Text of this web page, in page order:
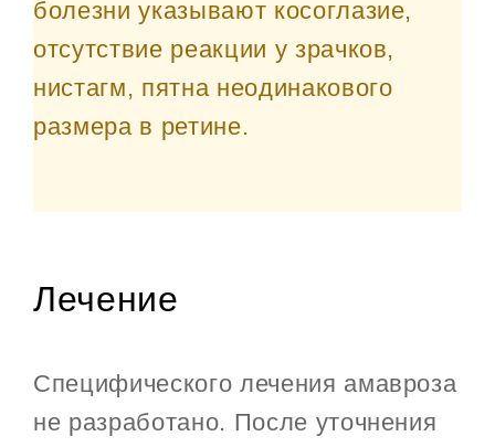
болезни указывают косоглазие,
отсутствие реакции у зрачков,
нистагм, пятна неодинакового
размера в ретине.
Лечение
Специфического лечения амавроза
не разработано. После уточнения